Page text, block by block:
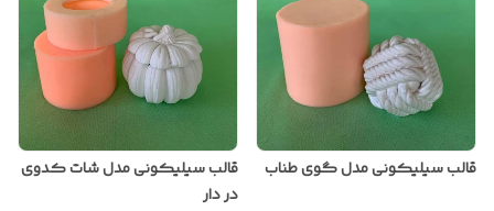
قالب سیلیکونی مدل گوی طناب
قالب سیلیکونی مدل شات کدوی
در دار